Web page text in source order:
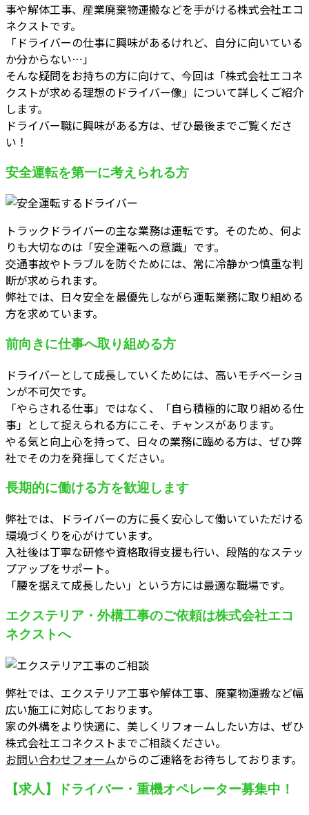
事や解体工事、産業廃棄物運搬などを手がける株式会社エコ
ネクストです。
「ドライバーの仕事に興味があるけれど、自分に向いている
か分からない…」
そんな疑問をお持ちの方に向けて、今回は「株式会社エコネ
クストが求める理想のドライバー像」について詳しくご紹介
します。
ドライバー職に興味がある方は、ぜひ最後までご覧くださ
い！
安全運転を第一に考えられる方
トラックドライバーの主な業務は運転です。そのため、何よ
りも大切なのは「安全運転への意識」です。
交通事故やトラブルを防ぐためには、常に冷静かつ慎重な判
断が求められます。
弊社では、日々安全を最優先しながら運転業務に取り組める
方を求めています。
前向きに仕事へ取り組める方
ドライバーとして成長していくためには、高いモチベーショ
ンが不可欠です。
「やらされる仕事」ではなく、「自ら積極的に取り組める仕
事」として捉えられる方にこそ、チャンスがあります。
やる気と向上心を持って、日々の業務に臨める方は、ぜひ弊
社でその力を発揮してください。
長期的に働ける方を歓迎します
弊社では、ドライバーの方に長く安心して働いていただける
環境づくりを心がけています。
入社後は丁寧な研修や資格取得支援も行い、段階的なステッ
プアップをサポート。
「腰を据えて成長したい」という方には最適な職場です。
エクステリア・外構工事のご依頼は株式会社エコ
ネクストへ
弊社では、エクステリア工事や解体工事、廃棄物運搬など幅
広い施工に対応しております。
家の外構をより快適に、美しくリフォームしたい方は、ぜひ
株式会社エコネクストまでご相談ください。
お問い合わせフォームからのご連絡をお待ちしております。
【求人】ドライバー・重機オペレーター募集中！